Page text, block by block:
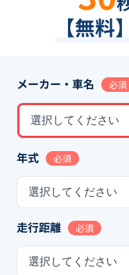
【無
メーカー・車名 必須
選択してください
年式 必須
選択してください
走行距離 必須
選択してください